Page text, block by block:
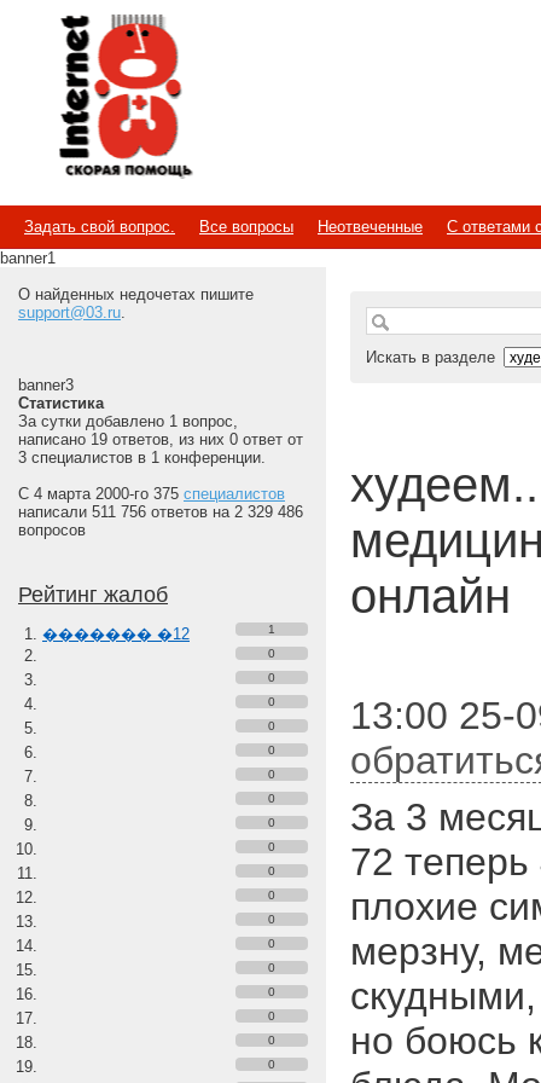
Internet
Скорая помощь
Задать свой вопрос. Все вопросы Неотвеченные
С ответами
banner1
О найденных недочетах пишите
support@03.ru.
banner3
Статистика
За сутки добавлено 1 вопрос,
написано 19 ответов, из них 0 ответ от
3 специалистов в 1 конференции.
С 4 марта 2000-го 375 специалистов
написали 511 756 ответов на 2 329 486
вопросов
Рейтинг жалоб
������� �12
1
0
0
0
0
0
0
0
0
0
0
0
0
0
0
0
0
0
0
Искать в разделе
онлайн
13:00 25-
За 3
72
плохие
мерзну,
но боюсь